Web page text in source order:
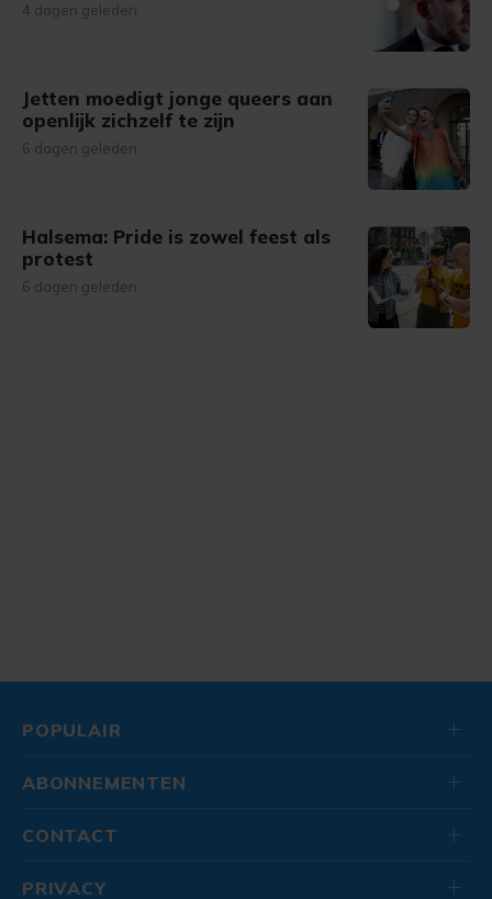
4 dagen geleden
Jetten moedigt jonge queers aan
openlijk zichzelf te zijn
6 dagen geleden
Halsema: Pride is zowel feest als
protest
6 dagen geleden
POPULAIR
ABONNEMENTEN
CONTACT
PRIVACY